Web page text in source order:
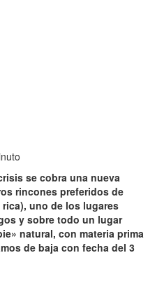
se cobra una nueva
rincones preferidos de
rica), uno de los lugares
y sobre todo un lugar
natural, con materia prima
de baja con fecha del 3